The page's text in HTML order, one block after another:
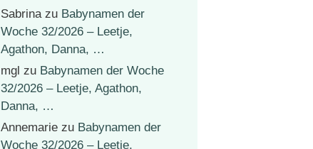
Sabrinazu Babynamen der
Woche 32/2026 – Leetje,
Agathon, Danna, …
mgl zu Babynamen der Woche
32/2026 – Leetje, Agathon,
Danna, …
Annemarie zu Babynamen der
Woche 32/2026 – Leetje,